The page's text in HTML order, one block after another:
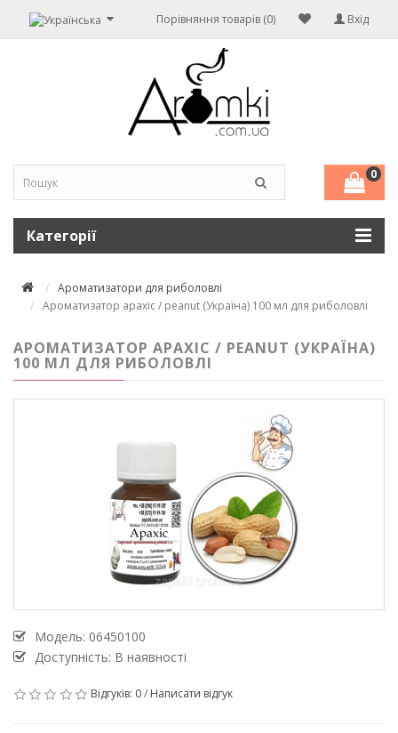
Вхід
Порівняння товарів (0)
0
Категорії
Ароматизатори для риболовлі
Ароматизатор арахіс / peanut (Україна) 100 мл для риболовлі
АРОМАТИЗАТОР АРАХІС / PEANUT (УКРАЇНА)
100 МЛ ДЛЯ РИБОЛОВЛІ
Модель: 06450100
Доступність: В наявності
Відгуків: 0/ Написати відгук